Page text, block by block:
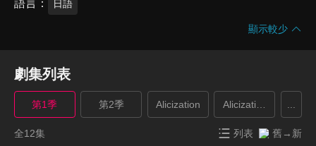
語言 日語
顯示較少
劇集列表
第1季 第2季 Alicization Alicization War of
全12集 列表 舊→新